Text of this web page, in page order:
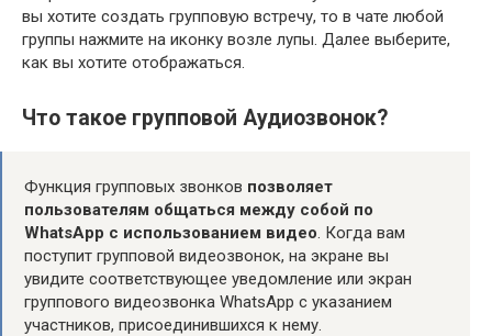
вы хотите создать групповую встречу, то в чате любой
группы нажмите на иконку возле лупы. Далее выберите,
как вы хотите отображаться.
Что такое групповой Аудиозвонок?
Функция групповых звонков позволяет
пользователям общаться между собой по
WhatsApp с использованием видео. Когда вам
поступит групповой видеозвонок, на экране вы
увидите соответствующее уведомление или экран
группового видеозвонка WhatsApp с указанием
участников, присоединившихся к нему.